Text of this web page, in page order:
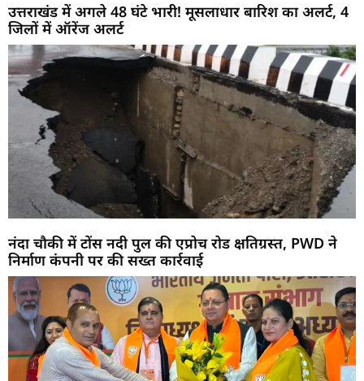
उत्तराखंड में अगले 48 घंटे भारी! मूसलाधार बारिश का अलर्ट, 4
जिलों में ऑरेंज अलर्ट
नंदा चौकी में टोंस नदी पुल की एप्रोच रोड क्षतिग्रस्त, PWD ने
निर्माण कंपनी पर की सख्त कार्रवाई